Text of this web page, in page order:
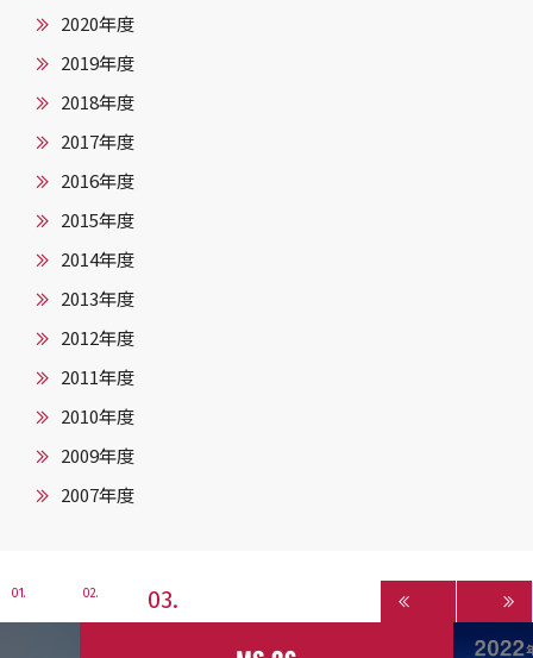
2020年度
2019年度
2018年度
2017年度
2016年度
2015年度
2014年度
2013年度
2012年度
2011年度
2010年度
2009年度
2007年度
1 2 3